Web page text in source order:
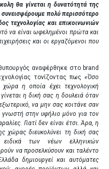
θα γίνεται η δυνατότητά της
πολύ περισσότερο
τεχνολογίας και επικοινωνιών
να είναι ωφελημένοι πρώτα και
και οι εργαζόμενοι που
αναφέρθηκε στο brand
τονίζοντας πως «Όσο
η οποία έχει τεχνολογική
η δική σας η δουλειά όταν
να μην σας κοιτάνε σαν
στην υφήλιο μόνο για τον
Γιατί δεν είναι έτσι. Άρα, η
χώρας διευκολύνει τη δική σας
ειδικά των νέων ελληνικών
να προσελκύσουν και ταλέντο
δημιουργεί και αυτόματες